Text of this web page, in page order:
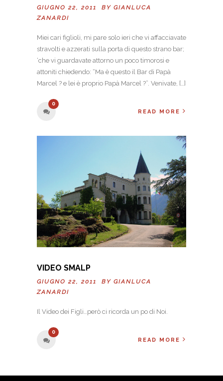
GIUGNO 22, 2011 BY GIANLUCA
ZANARDI
Miei cari figlioli, mi pare solo ieri che vi affacciavate
stravolti e azzerati sulla porta di questo strano bar;
‘che vi guardavate attorno un poco timorosi e
attoniti chiedendo: “Ma è questo il Bar di Papà
Marcel ? e lei è proprio Papà Marcel ?”. Venivate, […]
0
READ MORE
VIDEO SMALP
GIUGNO 22, 2011 BY GIANLUCA
ZANARDI
Il Video dei Figli…però ci ricorda un po di Noi.
0
READ MORE